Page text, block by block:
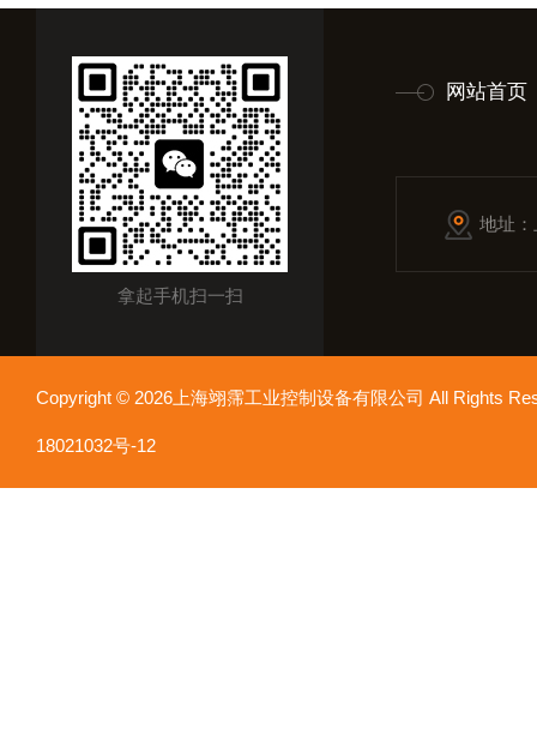
拿起手机扫一扫
网站首页
地址
Copyright © 2026上海翊霈工业控制设备有限公司 All Rights
18021032号-12